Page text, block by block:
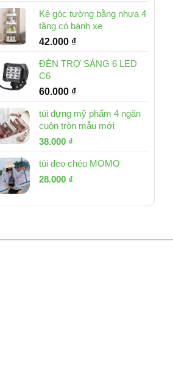
Kệ góc tường bằng nhựa 4
tầng có bánh xe
42.000 ₫
ĐÈN TRỢ SÁNG 6 LED
C6
60.000 ₫
túi đựng mỹ phẩm 4 ngăn
cuộn tròn mẫu mới
Giá
là:
53.000 ₫.
38.000 ₫
tại
túi đeo chéo MOMO
Giá
là:
28.000 ₫
tại